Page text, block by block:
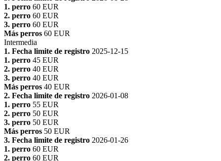
1. perro 60 EUR
2. perro 60 EUR
3. perro 60 EUR
Más perros 60 EUR
Intermedia
1. Fecha limite de registro 2025-12-15
1. perro 45 EUR
2. perro 40 EUR
3. perro 40 EUR
Más perros 40 EUR
2. Fecha limite de registro 2026-01-08
1. perro 55 EUR
2. perro 50 EUR
3. perro 50 EUR
Más perros 50 EUR
3. Fecha limite de registro 2026-01-26
1. perro 60 EUR
2. perro 60 EUR